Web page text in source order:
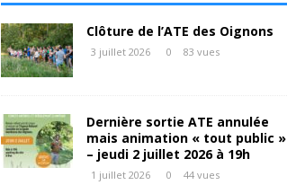
Clôture de l’ATE des Oignons
3 juillet 2026 0 83 vues
Dernière sortie ATE annulée
mais animation « tout public »
– jeudi 2 juillet 2026 à 19h
1 juillet 2026 0 44 vues